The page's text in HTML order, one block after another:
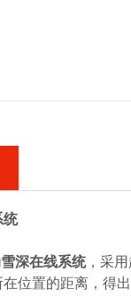
统
深在线系统，采
位置的距离，得